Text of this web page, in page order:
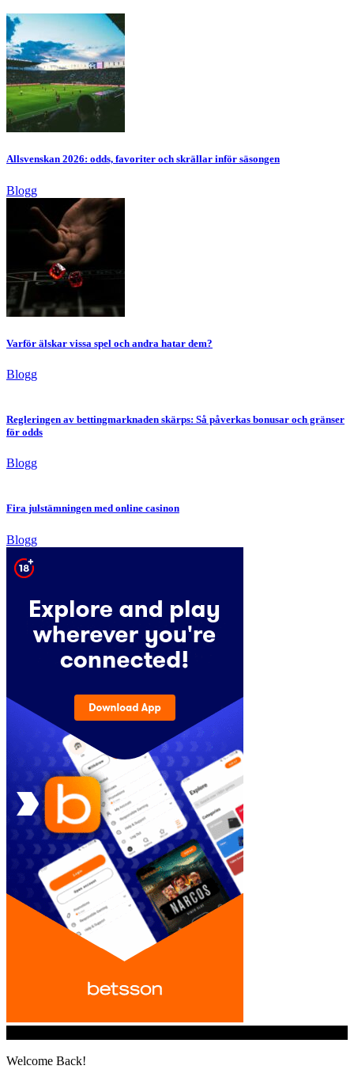
Allsvenskan 2026: odds, favoriter och skrällar inför säsongen
Blogg
Varför älskar vissa spel och andra hatar dem?
Blogg
Regleringen av bettingmarknaden skärps: Så påverkas bonusar och gränser
för odds
Blogg
Fira julstämningen med online casinon
Blogg
Welcome Back!